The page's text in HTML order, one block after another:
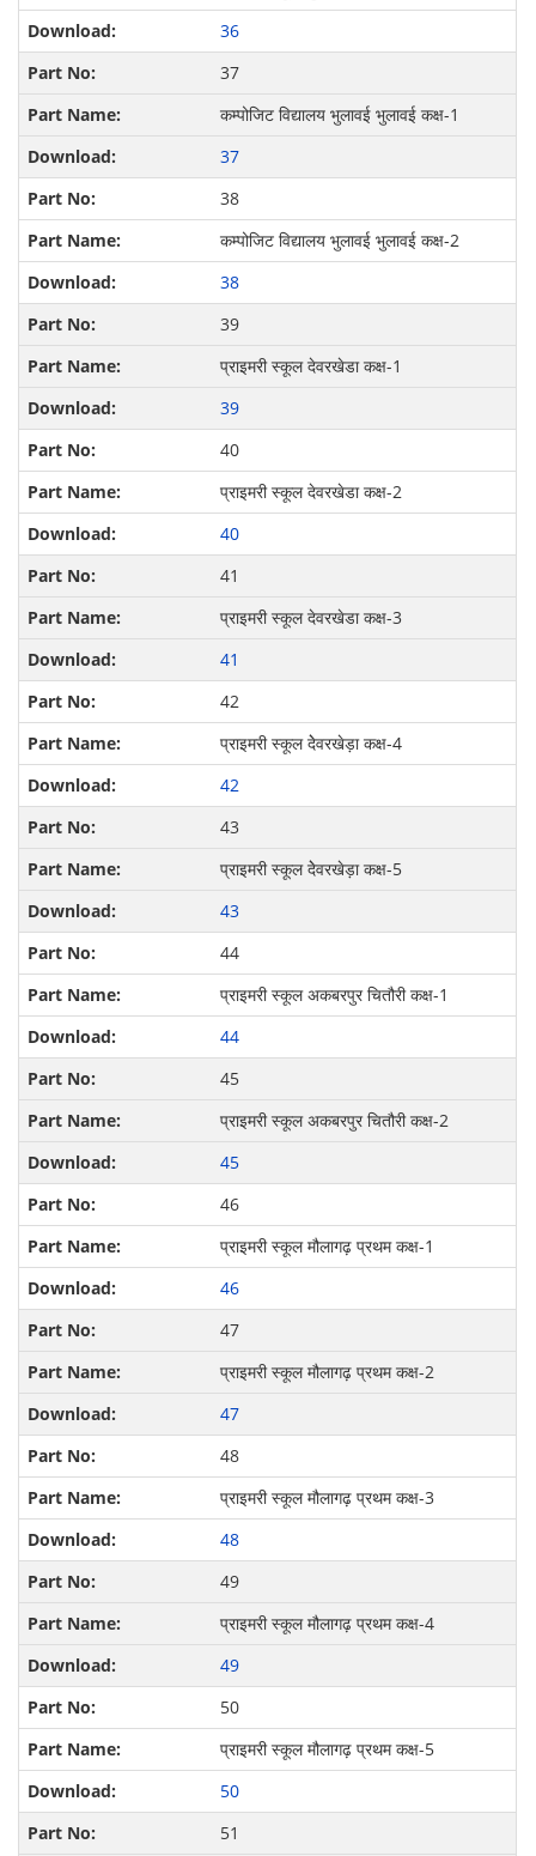
36
37
कम्पोजिट विद्यालय भुलावई भुलावई कक्ष-1
37
38
कम्पोजिट विद्यालय भुलावई भुलावई कक्ष-2
38
39
प्राइमरी स्कूल देवरखेडा कक्ष-1
39
40
प्राइमरी स्कूल देवरखेडा कक्ष-2
40
41
प्राइमरी स्कूल देवरखेडा कक्ष-3
41
42
प्राइमरी स्कूल देेवरखेड़ा कक्ष-4
42
43
प्राइमरी स्कूल देेवरखेड़ा कक्ष-5
43
44
प्राइमरी स्कूल अकबरपुर चितौरी कक्ष-1
44
45
प्राइमरी स्कूल अकबरपुर चितौरी कक्ष-2
45
46
प्राइमरी स्कूल मौलागढ़ प्रथम कक्ष-1
46
47
प्राइमरी स्कूल मौलागढ़ प्रथम कक्ष-2
47
48
प्राइमरी स्कूल मौलागढ़ प्रथम कक्ष-3
48
49
प्राइमरी स्कूल मौलागढ़ प्रथम कक्ष-4
49
50
प्राइमरी स्कूल मौलागढ़ प्रथम कक्ष-5
50
51